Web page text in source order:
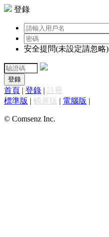
登錄
安全提問(未設定請忽略)
登錄
首頁 | 登錄 | 註冊
標準版 | 觸屏版 | 電腦版 |
© Comsenz Inc.